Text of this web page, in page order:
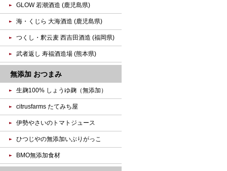
GLOW 若潮酒造 (鹿児島県)
海・くじら 大海酒造 (鹿児島県)
つくし・釈云麦 西吉田酒造 (福岡県)
武者返し 寿福酒造場 (熊本県)
無添加 おつまみ
生麹100% しょうゆ麹（無添加）
citrusfarms たてみち屋
伊勢やさいのトマトジュース
ひつじやの無添加いぶりがっこ
BMO無添加食材